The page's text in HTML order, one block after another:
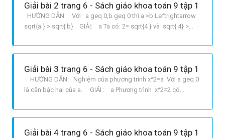
Giải bài 2 trang 6 - Sách giáo khoa toán 9 tập 1
HƯỚNG DẪN: Với a geq 0,b geq 0 thì a >b Leftrightarrow
sqrt{a } > sqrt{ b} GIẢI: a Ta có: 2= sqrt{4 } và sqrt{ 4} >
sqrt{41 } suy ra 6< sqrt{ 41} c Ta có: 7= sqrt{49 } và sqrt{ 49}
Giải bài 3 trang 6 - Sách giáo khoa toán 9 tập 1
HƯỚNG DẪN: Nghiệm của phương trình x^2=a Với a geq 0
là căn bậc hai của a. GIẢI : a Phương trình x^2=2 có
được approx 1,414 và approx 1,414 b Phương trình
Giải bài 4 trang 6 - Sách giáo khoa toán 9 tập 1